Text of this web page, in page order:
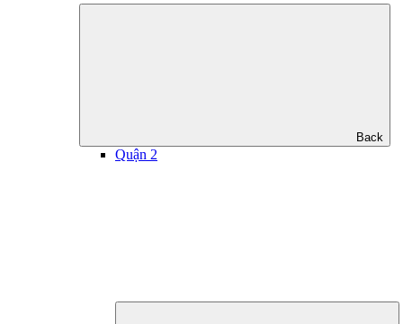
Back
Quận 2